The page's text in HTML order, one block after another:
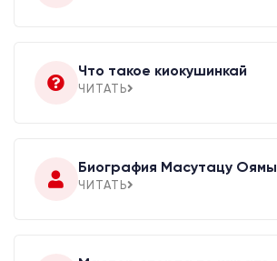
Что такое киокушинкай
ЧИТАТЬ
Биография Масутацу Оямы
ЧИТАТЬ